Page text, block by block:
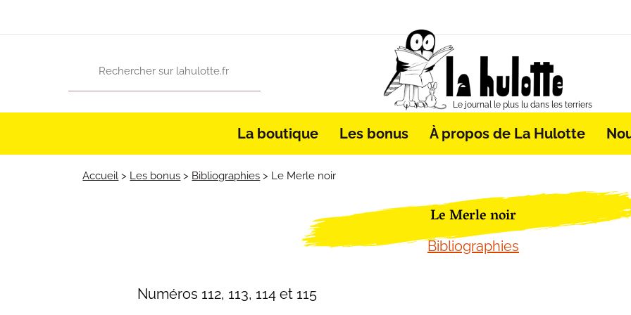
Le journal le plus lu dans les terriers
La boutique Les bonus À propos de La Hulotte
Accueil > Les bonus > Bibliographies > Le Merle noir
Le Merle noir
Bibliographies
Numéros 112, 113, 114 et 115